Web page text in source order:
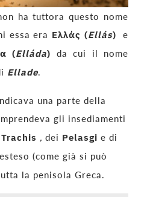
ha tuttora questo nome
essa era Ελλάς (Ellás) e
(Elláda) da cui il nome
Ellade.
una parte della
gli insediamenti
Trachis , dei Pelasgi e di
(come già si può
la penisola Greca.